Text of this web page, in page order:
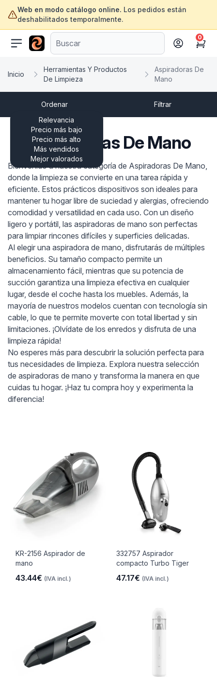
Web en modo catálogo online. Los pedidos están
deshabilitados temporalmente.
ofertasinformatica.com
Cart
0
Inicio
Herramientas Y Productos
De Limpieza
Aspiradoras De
Mano
Ordenar
Relevancia
Precio más bajo
Precio más alto
Más vendidos
Mejor valorados
Filtrar
Aspiradoras De Mano
Bienvenido a nuestra categoría de Aspiradoras De Mano,
donde la limpieza se convierte en una tarea rápida y
eficiente. Estos prácticos dispositivos son ideales para
mantener tu hogar libre de suciedad y alergias, ofreciendo
comodidad y versatilidad en cada uso. Con un diseño
ligero y portátil, las aspiradoras de mano son perfectas
para limpiar rincones difíciles y superficies delicadas.
Al elegir una aspiradora de mano, disfrutarás de múltiples
beneficios. Su tamaño compacto permite un
almacenamiento fácil, mientras que su potencia de
succión garantiza una limpieza efectiva en cualquier
lugar, desde el coche hasta los muebles. Además, la
mayoría de nuestros modelos cuentan con tecnología sin
cable, lo que te permite moverte con total libertad y sin
limitaciones. ¡Olvídate de los enredos y disfruta de una
limpieza rápida!
No esperes más para descubrir la solución perfecta para
tus necesidades de limpieza. Explora nuestra selección
de aspiradoras de mano y transforma la manera en que
cuidas tu hogar. ¡Haz tu compra hoy y experimenta la
diferencia!
KR-2156 Aspirador de
mano
43.44€ (IVA incl.)
332757 Aspirador
compacto Turbo Tiger
47.17€ (IVA incl.)